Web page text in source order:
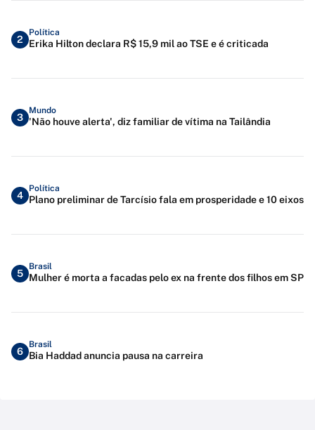
2
Política
Erika Hilton declara R$ 15,9 mil ao TSE e é criticada
3
Mundo
'Não houve alerta', diz familiar de vítima na Tailândia
4
Política
Plano preliminar de Tarcísio fala em prosperidade e 10 eixos
5
Brasil
Mulher é morta a facadas pelo ex na frente dos filhos em SP
6
Brasil
Bia Haddad anuncia pausa na carreira